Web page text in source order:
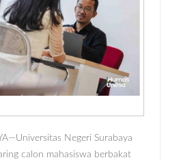
Negeri Surabaya
calon mahasiswa berbakat